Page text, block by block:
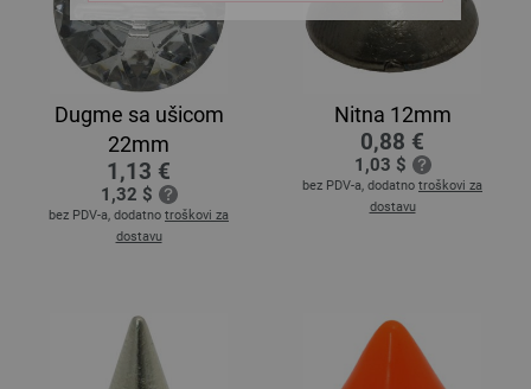
Dugme sa ušicom
22mm
1,13 €
1,32 $
bez PDV-a, dodatno troškovi za
dostavu
Nitna 12mm
0,88 €
1,03 $
bez PDV-a, dodatno troškovi za
dostavu